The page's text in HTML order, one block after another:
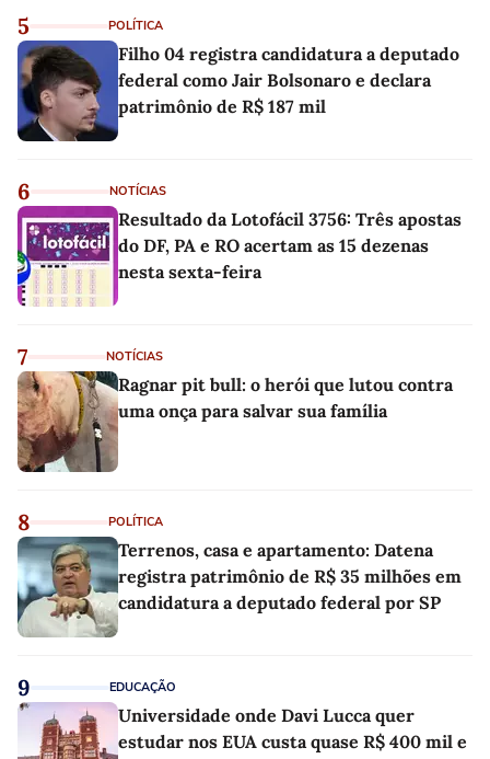
5 POLÍTICA
Filho 04 registra candidatura a deputado
federal como Jair Bolsonaro e declara
patrimônio de R$ 187 mil
6 NOTÍCIAS
Resultado da Lotofácil 3756: Três apostas
do DF, PA e RO acertam as 15 dezenas
nesta sexta-feira
7 NOTÍCIAS
Ragnar pit bull: o herói que lutou contra
uma onça para salvar sua família
8 POLÍTICA
Terrenos, casa e apartamento: Datena
registra patrimônio de R$ 35 milhões em
candidatura a deputado federal por SP
9 EDUCAÇÃO
Universidade onde Davi Lucca quer
estudar nos EUA custa quase R$ 400 mil e